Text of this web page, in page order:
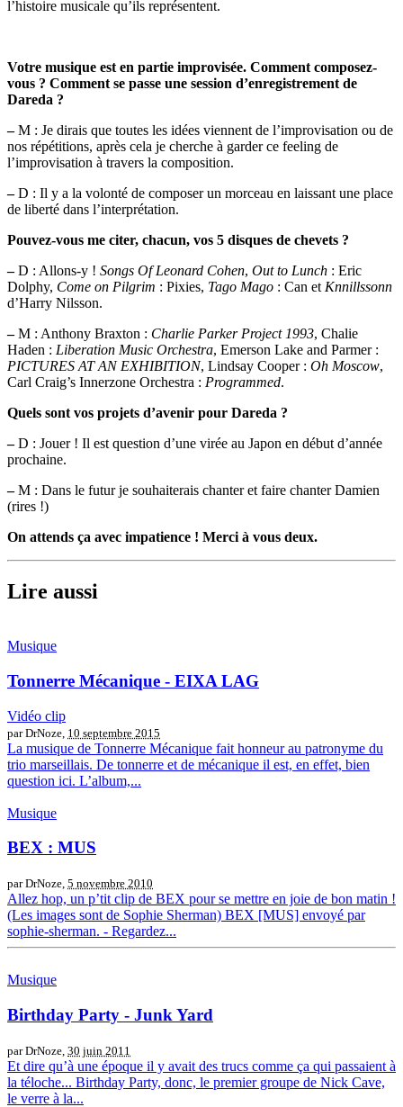
l’histoire musicale qu’ils représentent.
Votre musique est en partie improvisée. Comment composez-
vous ? Comment se passe une session d’enregistrement de
Dareda ?
–M : Je dirais que toutes les idées viennent de l’improvisation ou de
nos répétitions, après cela je cherche à garder ce feeling de
l’improvisation à travers la composition.
–D : Il y a la volonté de composer un morceau en laissant une place
de liberté dans l’interprétation.
Pouvez-vous me citer, chacun, vos 5 disques de chevets ?
–D : Allons-y ! Songs Of Leonard Cohen, Out to Lunch : Eric
Dolphy, Come on Pilgrim : Pixies, Tago Mago : Can et Knnillssonn
d’Harry Nilsson.
–M : Anthony Braxton : Charlie Parker Project 1993, Chalie
Haden : Liberation Music Orchestra, Emerson Lake and Parmer :
PICTURES AT AN EXHIBITION, Lindsay Cooper : Oh Moscow,
Carl Craig’s Innerzone Orchestra : Programmed.
Quels sont vos projets d’avenir pour Dareda ?
–D : Jouer ! Il est question d’une virée au Japon en début d’année
prochaine.
–M : Dans le futur je souhaiterais chanter et faire chanter Damien
(rires !)
On attends ça avec impatience ! Merci à vous deux.
Lire aussi
Musique
Tonnerre Mécanique - EIXA LAG
Vidéo clip
par DrNoze, 10 septembre 2015
La musique de Tonnerre Mécanique fait honneur au patronyme du
trio marseillais. De tonnerre et de mécanique il est, en effet, bien
question ici. L’album,...
Musique
BEX : MUS
par DrNoze, 5 novembre 2010
Allez hop, un p’tit clip de BEX pour se mettre en joie de bon matin !
(Les images sont de Sophie Sherman) BEX [MUS] envoyé par
sophie-sherman. - Regardez...
Musique
Birthday Party - Junk Yard
par DrNoze, 30 juin 2011
Et dire qu’à une époque il y avait des trucs comme ça qui passaient à
la téloche... Birthday Party, donc, le premier groupe de Nick Cave,
le verre à la...